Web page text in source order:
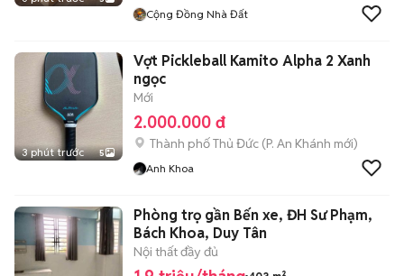
Cộng Đồng Nhà Đất
3 phút trước 5
Vợt Pickleball Kamito Alpha 2 Xanh
ngọc
Mới
2.000.000 đ
Thành phố Thủ Đức (P. An Khánh mới)
Anh Khoa
Phòng trọ gần Bến xe, ĐH Sư Phạm,
Bách Khoa, Duy Tân
Nội thất đầy đủ